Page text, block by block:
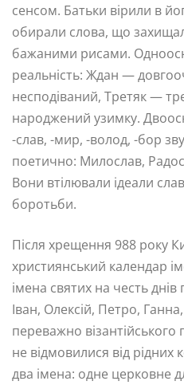
сенсом. Батьки вірили в
обирали слова, що
бажаними рисами.
реальність: Ждан —
несподіваний, Третяк —
народжений узимку.
-слав, -мир, -волод, -бор
поетично: Милослав,
Вони втілювали ідеали
боротьби.
Після хрещення 988 року
християнський календар
імена святих на честь днів
Іван, Олексій, Петро,
переважно візантійського
не відмовилися від рідних
два імена: одне церковне